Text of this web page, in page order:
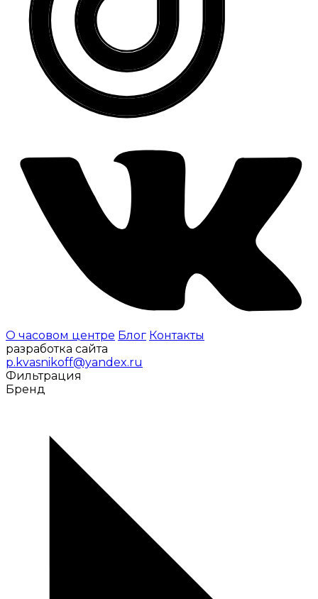
О часовом центре Блог Контакты
разработка сайта
p.kvasnikoff@yandex.ru
Фильтрация
Бренд